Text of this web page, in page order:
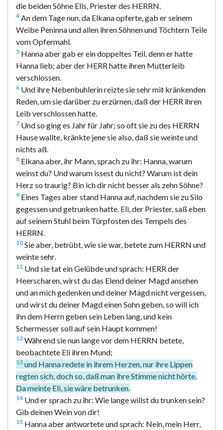
die beiden Söhne Elis, Priester des HERRN.
4 An dem Tage nun, da Elkana opferte, gab er seinem
Weibe Peninna und allen ihren Söhnen und Töchtern Teile
vom Opfermahl.
5 Hanna aber gab er ein doppeltes Teil, denn er hatte
Hanna lieb; aber der HERR hatte ihren Mutterleib
verschlossen.
6 Und ihre Nebenbuhlerin reizte sie sehr mit kränkenden
Reden, um sie darüber zu erzürnen, daß der HERR ihren
Leib verschlossen hatte.
7 Und so ging es Jahr für Jahr; so oft sie zu des HERRN
Hause wallte, kränkte jene sie also, daß sie weinte und
nichts aß.
8 Elkana aber, ihr Mann, sprach zu ihr: Hanna, warum
weinst du? Und warum issest du nicht? Warum ist dein
Herz so traurig? Bin ich dir nicht besser als zehn Söhne?
9 Eines Tages aber stand Hanna auf, nachdem sie zu Silo
gegessen und getrunken hatte. Eli, der Priester, saß eben
auf seinem Stuhl beim Türpfosten des Tempels des
HERRN.
10Sie aber, betrübt, wie sie war, betete zum HERRN und
weinte sehr.
11 Und sie tat ein Gelübde und sprach: HERR der
Heerscharen, wirst du das Elend deiner Magd ansehen
und an mich gedenken und deiner Magd nicht vergessen,
und wirst du deiner Magd einen Sohn geben, so will ich
ihn dem Herrn geben sein Leben lang, und kein
Schermesser soll auf sein Haupt kommen!
12 Während sie nun lange vor dem HERRN betete,
beobachtete Eli ihren Mund;
13 und Hanna redete in ihrem Herzen, nur ihre Lippen
regten sich, doch so, daß man ihre Stimme nicht hörte.
Da meinte Eli, sie wäre betrunken.
14 Und er sprach zu ihr: Wie lange willst du trunken sein?
Gib deinen Wein von dir!
15 Hanna aber antwortete und sprach: Nein, mein Herr,